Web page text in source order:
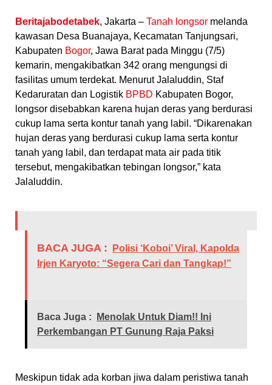
Beritajabodetabek, Jakarta – Tanah longsor melanda
kawasan Desa Buanajaya, Kecamatan Tanjungsari,
Kabupaten Bogor, Jawa Barat pada Minggu (7/5)
kemarin, mengakibatkan 342 orang mengungsi di
fasilitas umum terdekat. Menurut Jalaluddin, Staf
Kedaruratan dan Logistik BPBD Kabupaten Bogor,
longsor disebabkan karena hujan deras yang berdurasi
cukup lama serta kontur tanah yang labil. “Dikarenakan
hujan deras yang berdurasi cukup lama serta kontur
tanah yang labil, dan terdapat mata air pada titik
tersebut, mengakibatkan tebingan longsor,” kata
Jalaluddin.
BACA JUGA :
Polisi ‘Koboi’ Viral, Kapolda
Irjen Karyoto: “Segera Cari dan Tangkap!”
Baca Juga :
Menolak Untuk Diam!! Ini
Perkembangan PT Gunung Raja Paksi
Meskipun tidak ada korban jiwa dalam peristiwa tanah